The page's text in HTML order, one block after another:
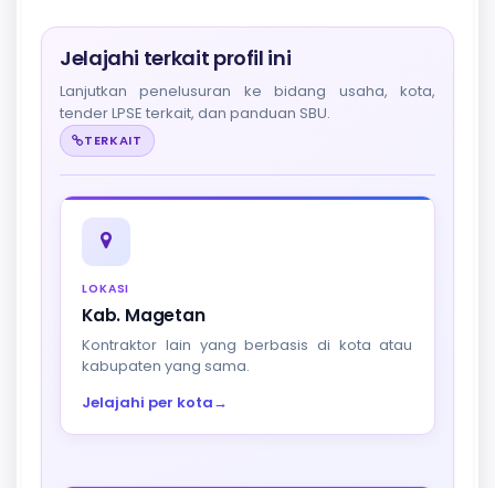
Jelajahi terkait profil ini
Lanjutkan penelusuran ke bidang usaha, kota,
tender LPSE terkait, dan panduan SBU.
TERKAIT
LOKASI
Kab. Magetan
Kontraktor lain yang berbasis di kota atau
kabupaten yang sama.
Jelajahi per kota→